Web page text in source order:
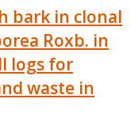
bark in clonal
Roxb. in
logs for
waste in